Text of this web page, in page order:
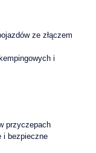
ze złączem
i
przyczepach
i bezpieczne